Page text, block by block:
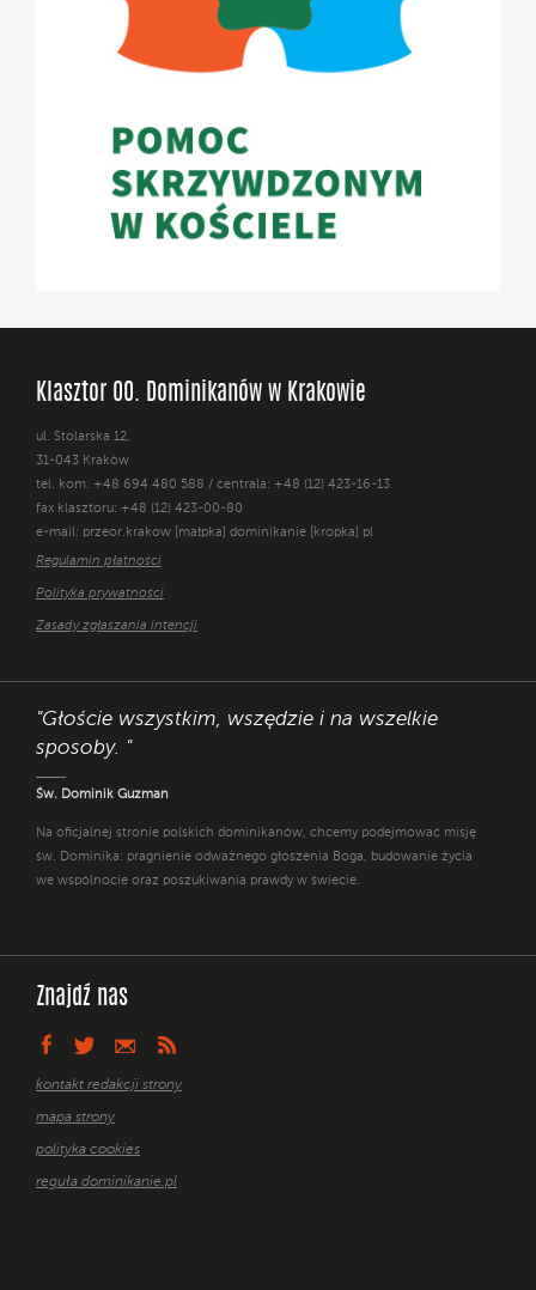
Klasztor OO. Dominikanów w Krakowie
ul. Stolarska 12,
31-043 Kraków
tel. kom. +48 694 480 588 / centrala: +48 (12) 423-16-13
fax klasztoru: +48 (12) 423-00-80
e-mail: przeor.krakow [małpka] dominikanie [kropka] pl
Regulamin płatności
Polityka prywatności
Zasady zgłaszania intencji
"Głoście wszystkim, wszędzie i na wszelkie
sposoby. "
Św. Dominik Guzman
Na oficjalnej stronie polskich dominikanów, chcemy podejmować misję
św. Dominika: pragnienie odważnego głoszenia Boga, budowanie życia
we wspólnocie oraz poszukiwania prawdy w świecie.
Znajdź nas
kontakt redakcji strony
mapa strony
polityka cookies
reguła dominikanie.pl